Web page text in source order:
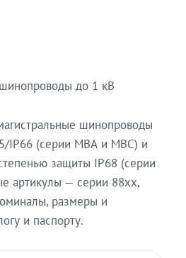
до 1 кВ
шинопроводы
IP66 (серии МВА и МВС) и
защиты IP68 (серии
артикулы — серии 88xx,
размеры и
и паспорту.